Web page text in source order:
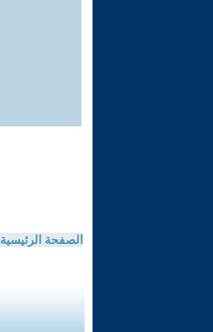
الصفحة الرئيسية